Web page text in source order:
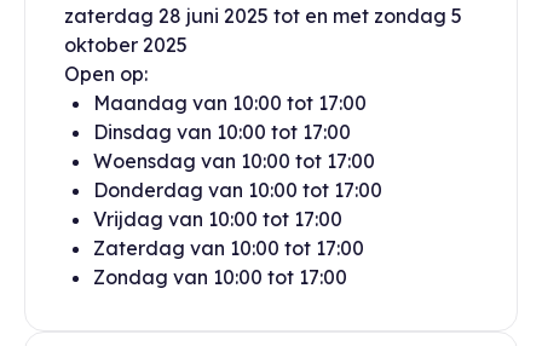
zaterdag 28 juni 2025 tot en met zondag 5
oktober 2025
Open op:
Maandag van 10:00 tot 17:00
Dinsdag van 10:00 tot 17:00
Woensdag van 10:00 tot 17:00
Donderdag van 10:00 tot 17:00
Vrijdag van 10:00 tot 17:00
Zaterdag van 10:00 tot 17:00
Zondag van 10:00 tot 17:00